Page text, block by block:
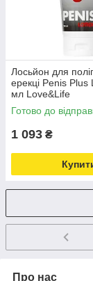
Лосьйон для
ерекці Penis
мл Love&Life
Готово до
1 093 ₴
Про нас